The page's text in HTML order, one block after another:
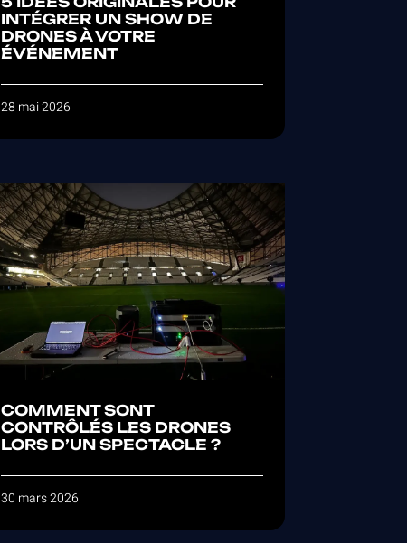
INTÉGRER UN SHOW DE
DRONES À VOTRE
ÉVÉNEMENT
28 mai 2026
COMMENT SONT
CONTRÔLÉS LES DRONES
LORS D’UN SPECTACLE ?
30 mars 2026